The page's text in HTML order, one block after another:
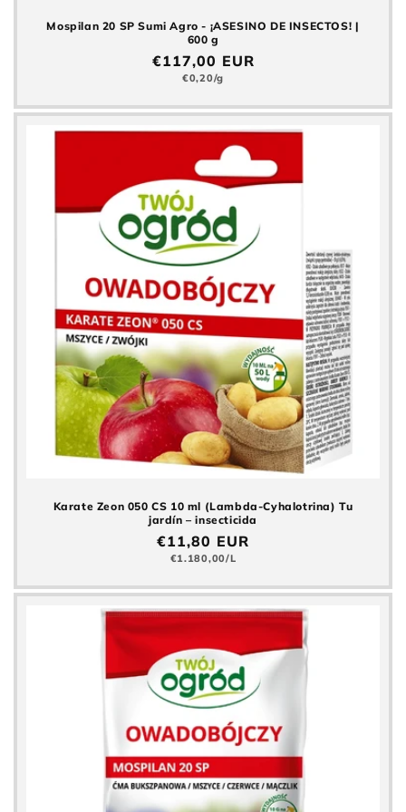
Mospilan 20 SP Sumi Agro - ¡ASESINO DE INSECTOS! |
600 g
Precio
normal
€117,00 EUR
Precio
€0,20/g
Karate Zeon 050 CS 10 ml (Lambda-Cyhalotrina) Tu
jardín – insecticida
Precio
normal
€11,80 EUR
Precio
€1.180,00/L